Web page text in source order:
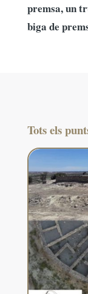
premsa, un
biga de
Tots els